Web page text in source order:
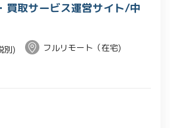
買取サービス運営サイト/中
別)
フルリモート（在宅)